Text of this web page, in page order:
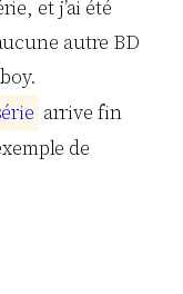
et j’ai été
autre BD
érie arrive fin
de